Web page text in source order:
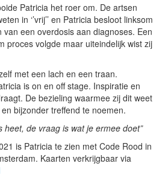
Patricia het roer om. De artsen
in ‘’vrij’’ en Patricia besloot linksom
een overdosis aan diagnoses. Een
proces volgde maar uiteindelijk wist zij
met een lach en een traan.
is on en off stage. Inspiratie en
De bezieling waarmee zij dit weet
bijzonder treffend te noemen.
heet, de vraag is wat je ermee doet”
is Patricia te zien met Code Rood in
Kaarten verkrijgbaar via